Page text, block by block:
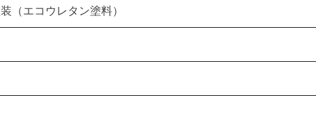
（エコウレタン塗料）